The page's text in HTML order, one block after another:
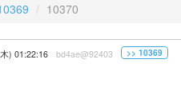
10370
) 01:22:16 bd4ae@92403 >> 10369